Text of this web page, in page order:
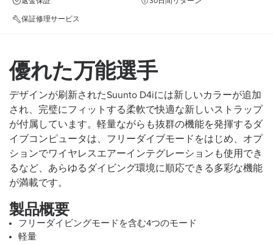
保証修理サービス
優れた万能選手
デザインが刷新されたSuunto D4iには新しいカラーが追加
され、完璧にフィットする柔軟で快適な新しいストラップ
が付属しています。軽量ながらも抜群の機能を発揮するダ
イブコンピュータは、フリーダイブモードをはじめ、オプ
ションでワイヤレスエアーインテグレーションも使用でき
るなど、あらゆるダイビング環境に順応できる多彩な機能
が満載です。
製品概要
フリーダイビングモードを含む4つのモード
軽量